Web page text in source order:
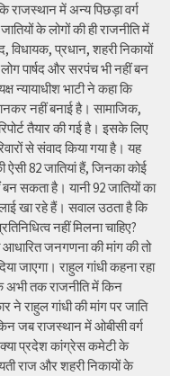
राजस्थान में अन्य पिछड़ा वर्ग
के लोगों की ही राजनीति में
विधायक, प्रधान, शहरी निकायों
पार्षद और सरपंच भी नहीं बन
भाटी ने कहा कि
नहीं बनाई है। सामाजिक,
तैयार की गई है। इसके लिए
से संवाद किया गया है। यह
ऐसी 82 जातियां हैं, जिनका कोई
सकता है। यानी 92 जातियों का
खा रहे हैं। सवाल उठता है कि
नहीं मिलना चाहिए?
जनगणना की मांग की तो
जाएगा। राहुल गांधी कहना रहा
अभी तक राजनीति में किन
ने राहुल गांधी की मांग पर जाति
जब राजस्थान में ओबीसी वर्ग
क्या प्रदेश कांग्रेस कमेटी के
राज और शहरी निकायों के